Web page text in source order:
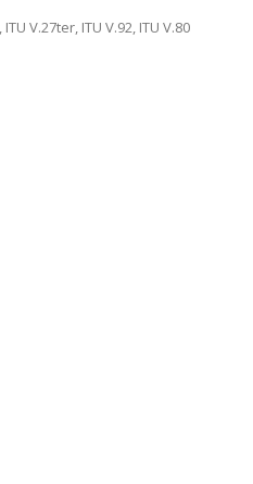
ITU V.27ter, ITU V.92, ITU V.80